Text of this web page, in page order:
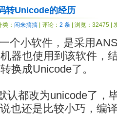
转Unicode的经历
类： 闲来搞搞 | 评论： 2 条 | 浏览：32475 |
个小软件，是采用
器也使用到该软件，
换成Unicode了。
认都改为unicode了，
也还是比较小巧，编